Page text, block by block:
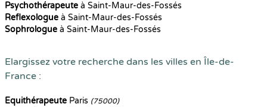
Psychothérapeute à Saint-Maur-des-Fossés
Reflexologue à Saint-Maur-des-Fossés
Sophrologue à Saint-Maur-des-Fossés
Elargissez votre recherche dans les villes en Île-de-
France :
Equithérapeute Paris (75000)